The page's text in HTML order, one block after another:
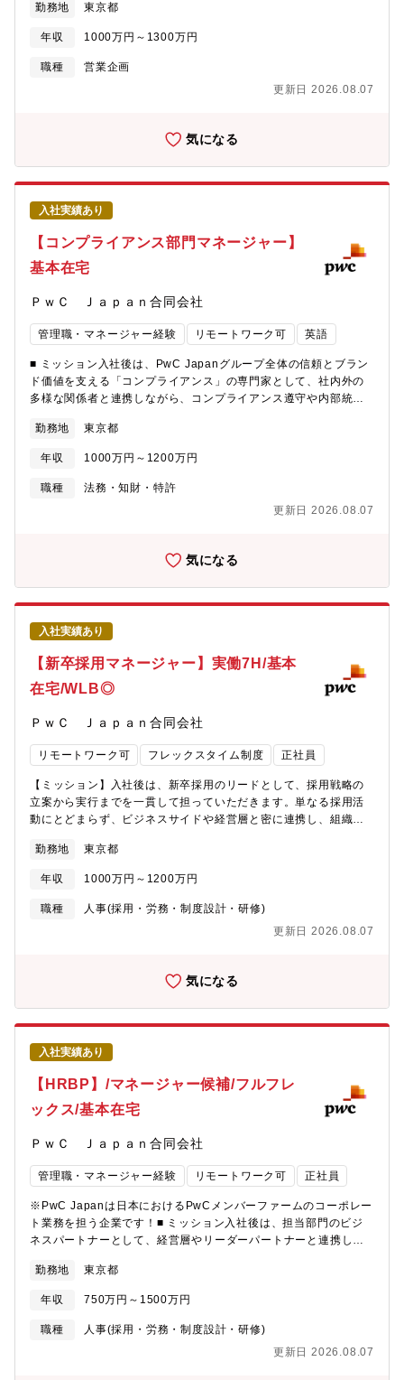
リューションを提案する支援が業務となります。【おすすめポイ
ント】■PwCグローバルの業界知見、ネットワーク等を集約し、
PwC Japanグループにおけるクライアントへの業務提供の品質向
上、顧客満足度向上に繋げる業務です。■パートナークラスと連携
進めるため、PwC Japanグループ全体の成長を支える大規模かつ
く業界知見や世間に広まっていない最新トレンドを吸収できるた
め、今後のキャリアにおいても汎用性があり市場価値が高まりま
す。■リモートワーク（在宅勤務）、コア無しフレックスタイム制
度、フリーアドレス等、非常に風通しの良い、働きやすい環境で
す。【具体的な業務】■インダストリー活動インダストリー単位で
の活動支援。インダストリーリーダーの参謀として、担当業界に
おけるPwCのプレゼンスを高める営業戦略の企画推進や、対外発
信の企画推進を実施■アカウントマネジメント注力顧客を担当する
パートナー（Global Client Partner）を助け、アカウントプラン
ィードバック管理、リレーション構築支援等を実施■グローバル連
携グローバルチームとの情報の共有、およびグローバルがリード
する活動の日本での実行、さらに日本発でのナレッジによる海外
以下の業界のいずれかに所属する注力顧客を担当していただく予
定です。 ・金融サービス・テクノロジー、エンターテインメン
ト＆メディア、情報通信・自動車、製造業、建設・エネルギー、
資源、鉱業、素材、化学・消費財、小売、流通・官公庁、地方自
ート・エクイティ・運輸、物流【Markets部門からのメッセージ】
としてさらなる成長をするために、社内連携促進による総合力強
化、およびグローバルチームや各国のPwCとの連携によるグロー
手助けをすることにより、一緒に成長していければと思います。
https://www.isssc.com/special/interview/biz/3926■クライアン
https://www.kandc.com/interview/consulting/3920/
勤務地 東京都
年収 1000万円～1300万円
職種
営業企画
更新日 2026.08.07
気になる
入社実績あり
【コンプライアンス部門マネージャー】
基本在宅
ＰｗＣ Ｊａｐａｎ合同会社
管理職・マネージャー経験 リモートワーク可 英語
■ ミッション入社後は、PwC Japanグループ全体の信頼とブラン
ド価値を支える「コンプライアンス」の専門家として、社内外の
多様な関係者と連携しながら、コンプライアンス遵守や内部統制
担当業務・独立性（利害関係に左右されず、公正・客観的な立場
で業務を行うためのルールや考え方）を支えるコンプライアンス
体制構築・内部統制およびルール・プロセスの構築・運用?・コン
プライアンス遵守に向けた施策の企画・立案・実行?・DXを活用
ローバルのルール等英文の者を和訳のドキュメントにしていただ
ョン、外国籍社員対応等にも積極的に業務で活用していただきま
す。■ 働き方・実働7時間・フルフレックス・基本在宅勤務（目
安：週5日リモートワーク）・残業時間20-25時間程度■ キャリア
パス・管理職としてスペシャリストを目指していただくことも、
他監査業務等異動を目指したキャリアアップが可能です。■ 組織
構成部署人数：約40名・独立性部門約20-30名※その中でも40～
50％は管理職の方です。※RIC-独立性グループは、PwCがクライ
アントや社会から信頼される存在であり続けるために必要な「独
立性」―つまり、利害関係に左右されず、公正・客観的な立場で
専門家チームです。※約40名ほどのメンバーでPwC Japanグルー
プ各社（監査法人、コンサルティング会社、税理士法人など）を
横断的に支援しており、多くの部署・関係者、および海外ファー
まな活動においては、常に独立性の観点からの検討が求められる
ため、本グループは、いわゆるバックオフィスにとどまらず、専
門的な判断・助言を行うフロントオフィスとしての役割を担って
います。■部門からのメッセージ・監査チームとの連携・コミュニ
も、これまでのキャリアを発展させられるポジションです。ま
んでおり、DXや業務改善に興味のある方が活躍できるフィールド
も広がっています。基本的にリモートワーク中心になりますの
い」そんな想いをお持ちの方のご応募をお待ちしています。 ■ こ
と多様なキャリアパス
勤務地 東京都
年収 1000万円～1200万円
職種
法務・知財・特許
更新日 2026.08.07
気になる
入社実績あり
【新卒採用マネージャー】実働7H/基本
在宅/WLB◎
ＰｗＣ Ｊａｐａｎ合同会社
リモートワーク可 フレックスタイム制度 正社員
【ミッション】入社後は、新卒採用のリードとして、採用戦略の
立案から実行までを一貫して担っていただきます。単なる採用活
動にとどまらず、ビジネスサイドや経営層と密に連携し、組織の
将来的には、採用領域を超えた人事全般へのキャリア展開も可能
です。【募集背景】社内異動によるリプレイスのため、即戦力と
して新卒採用をリードできるマネージャーを急募しています。
PwCアドバイザリー合同会社の成長を支える人材獲得は、経営に
進化させ、組織の未来を共に創る仲間を求めています。【職務内
考・リテンション等）・人材紹介会社および関連企業との連絡、
交渉業務・大学訪問、学内及び学外での単独・合同説明会の実
施・国内/海外の採用イベント企画・内定者フォロー【英語活用に
関して】高い英語力をお持ちの方は海外採用を担当。海外採用担
当の場合は、春・秋は海外出張があります。11月に海外出張へ１
週間程度渡航していただく予定です。【組織構成】・新卒採用担
当（全体で30名規模）・PwCアドバイザリー合同会社担当（5～6
名）【働き方】・実働7時間・フルフレックス・基本在宅勤務・平
均残業時間月20時間程度【キャリアパス】入社後は、新卒採用の
果を上げていることが期待されます。その後、採用領域にとどま
らず、人事全般（人材開発やHRBP、COE等）へのキャリア拡大
が可能です。マネジメントやスペシャリストとしての成長も目指
活かし、人事領域全般や経営層との連携を通じて、より高いレベ
ルのキャリア形成が可能です。【ポジションの魅力】・経営層や
現場と密接に連携し、会社の成長戦略を支える新卒採用を、戦略
立案から実行まで裁量を持ってリードできるポジションです。・
者フォローまで一気通貫で担当し、幅広い採用経験を積むことが
学での採用活動やグローバルな採用プロジェクトに挑戦できる環
境があります。・採用領域に留まらず、将来的にはHRBPや人材
勤務地 東京都
年収 1000万円～1200万円
職種
人事(採用・労務・制度設計・研修)
更新日 2026.08.07
気になる
入社実績あり
【HRBP】/マネージャー候補/フルフレ
ックス/基本在宅
ＰｗＣ Ｊａｐａｎ合同会社
管理職・マネージャー経験 リモートワーク可 正社員
※PwC Japanは日本におけるPwCメンバーファームのコーポレー
ト業務を担う企業です！■ ミッション入社後は、担当部門のビジ
ネスパートナーとして、経営層やリーダーパートナーと連携しな
だきます。人事制度の運用・改善、組織開発、タレントマネジメ
ント、労務対応など、幅広い領域で課題解決と価値創出を担い、
現場と経営の架け橋となることが期待されます。特に、評価・報
酬制度の運用や改善、エンゲージメント向上施策の推進におい
Japanでは、事業拡大と組織変革のタイミングに合わせて、HRビ
勤務地 東京都
年収 750万円～1500万円
職種
人事(採用・労務・制度設計・研修)
更新日 2026.08.07